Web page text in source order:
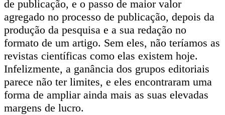
de publicação, e o passo de maior valor
agregado no processo de publicação, depois da
produção da pesquisa e a sua redação no
formato de um artigo. Sem eles, não teríamos as
revistas científicas como elas existem hoje.
Infelizmente, a ganância dos grupos editoriais
parece não ter limites, e eles encontraram uma
forma de ampliar ainda mais as suas elevadas
margens de lucro.